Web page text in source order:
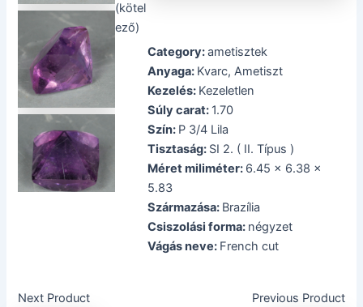
Category:ametisztek
Anyaga: Kvarc, Ametiszt
Kezelés: Kezeletlen
Súly carat: 1.70
Szín: P 3/4 Lila
Tisztaság: SI 2. ( II. Típus )
Méret miliméter: 6.45 x 6.38 x
5.83
Származása: Brazília
Csiszolási forma: négyzet
Vágás neve: French cut
Next Product Previous Product
(kötel
ező)